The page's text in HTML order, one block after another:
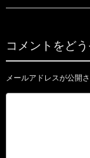
コメントをど
メールアドレスが公開